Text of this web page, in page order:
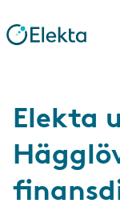
Elekta